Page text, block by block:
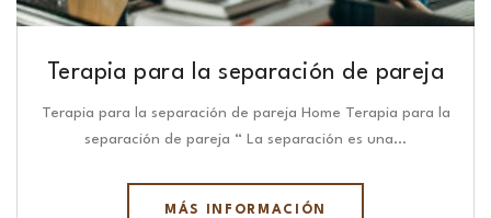
Terapia para la separación de pareja
Terapia para la separación de pareja Home Terapia para la
separación de pareja “ La separación es una…
MÁS INFORMACIÓN